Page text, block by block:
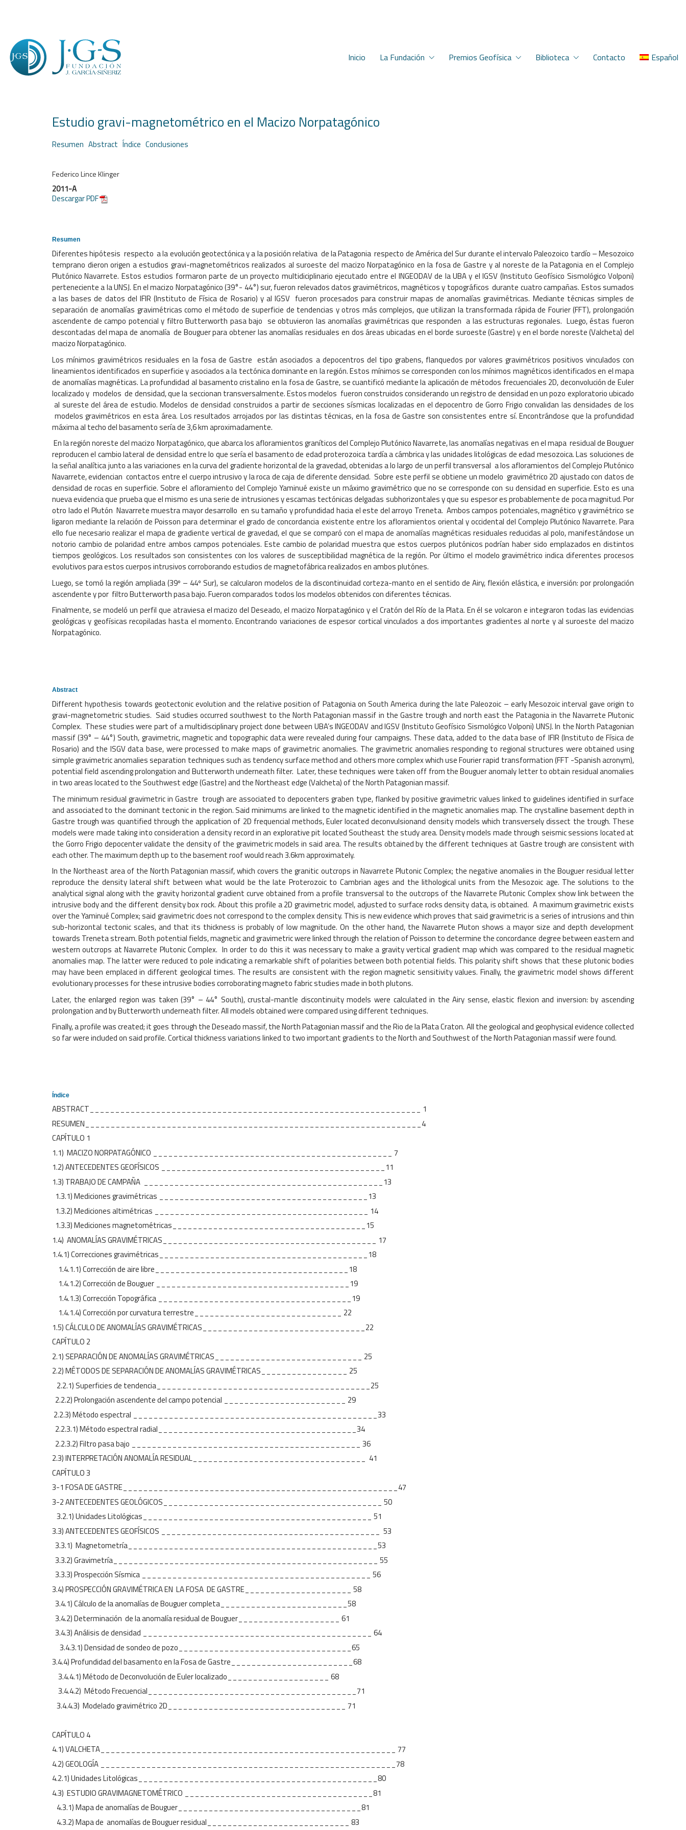
Inicio La Fundación Premios Geofísica Biblioteca Contacto Español
Estudio gravi-magnetométrico en el Macizo Norpatagónico
Resumen Abstract Índice Conclusiones
Federico Lince Klinger
2011-A
Descargar PDF
Resumen
Diferentes hipótesis respecto a la evolución geotectónica y a la posición relativa de la Patagonia respecto de América del Sur durante el intervalo Paleozoico tardío – Mesozoico
temprano dieron origen a estudios gravi-magnetométricos realizados al suroeste del macizo Norpatagónico en la fosa de Gastre y al noreste de la Patagonia en el Complejo
Plutónico Navarrete. Estos estudios formaron parte de un proyecto multidiciplinario ejecutado entre el INGEODAV de la UBA y el IGSV (Instituto Geofísico Sismológico Volponi)
perteneciente a la UNSJ. En el macizo Norpatagónico (39°- 44°) sur, fueron relevados datos gravimétricos, magnéticos y topográficos durante cuatro campañas. Estos sumados
a las bases de datos del IFIR (Instituto de Física de Rosario) y al IGSV fueron procesados para construir mapas de anomalías gravimétricas. Mediante técnicas simples de
separación de anomalías gravimétricas como el método de superficie de tendencias y otros más complejos, que utilizan la transformada rápida de Fourier (FFT), prolongación
ascendente de campo potencial y filtro Butterworth pasa bajo se obtuvieron las anomalías gravimétricas que responden a las estructuras regionales. Luego, éstas fueron
descontadas del mapa de anomalía de Bouguer para obtener las anomalías residuales en dos áreas ubicadas en el borde suroeste (Gastre) y en el borde noreste (Valcheta) del
macizo Norpatagónico.
Los mínimos gravimétricos residuales en la fosa de Gastre están asociados a depocentros del tipo grabens, flanquedos por valores gravimétricos positivos vinculados con
lineamientos identificados en superficie y asociados a la tectónica dominante en la región. Estos mínimos se corresponden con los mínimos magnéticos identificados en el mapa
de anomalías magnéticas. La profundidad al basamento cristalino en la fosa de Gastre, se cuantificó mediante la aplicación de métodos frecuenciales 2D, deconvolución de Euler
localizado y modelos de densidad, que la seccionan transversalmente. Estos modelos fueron construidos considerando un registro de densidad en un pozo exploratorio ubicado
al sureste del área de estudio. Modelos de densidad construidos a partir de secciones sísmicas localizadas en el depocentro de Gorro Frigio convalidan las densidades de los
modelos gravimétricos en esta área. Los resultados arrojados por las distintas técnicas, en la fosa de Gastre son consistentes entre sí. Encontrándose que la profundidad
máxima al techo del basamento sería de 3,6 km aproximadamente.
En la región noreste del macizo Norpatagónico, que abarca los afloramientos graníticos del Complejo Plutónico Navarrete, las anomalías negativas en el mapa residual de Bouguer
reproducen el cambio lateral de densidad entre lo que sería el basamento de edad proterozoica tardía a cámbrica y las unidades litológicas de edad mesozoica. Las soluciones de
la señal analítica junto a las variaciones en la curva del gradiente horizontal de la gravedad, obtenidas a lo largo de un perfil transversal a los afloramientos del Complejo Plutónico
Navarrete, evidencian contactos entre el cuerpo intrusivo y la roca de caja de diferente densidad. Sobre este perfil se obtiene un modelo gravimétrico 2D ajustado con datos de
densidad de rocas en superficie. Sobre el afloramiento del Complejo Yaminué existe un máximo gravimétrico que no se corresponde con su densidad en superficie. Esto es una
nueva evidencia que prueba que el mismo es una serie de intrusiones y escamas tectónicas delgadas subhorizontales y que su espesor es probablemente de poca magnitud. Por
otro lado el Plutón Navarrete muestra mayor desarrollo en su tamaño y profundidad hacia el este del arroyo Treneta. Ambos campos potenciales, magnético y gravimétrico se
ligaron mediante la relación de Poisson para determinar el grado de concordancia existente entre los afloramientos oriental y occidental del Complejo Plutónico Navarrete. Para
ello fue necesario realizar el mapa de gradiente vertical de gravedad, el que se comparó con el mapa de anomalías magnéticas residuales reducidas al polo, manifestándose un
notorio cambio de polaridad entre ambos campos potenciales. Este cambio de polaridad muestra que estos cuerpos plutónicos podrían haber sido emplazados en distintos
tiempos geológicos. Los resultados son consistentes con los valores de susceptibilidad magnética de la región. Por último el modelo gravimétrico indica diferentes procesos
evolutivos para estos cuerpos intrusivos corroborando estudios de magnetofábrica realizados en ambos plutónes.
Luego, se tomó la región ampliada (39º – 44º Sur), se calcularon modelos de la discontinuidad corteza-manto en el sentido de Airy, flexión elástica, e inversión: por prolongación
ascendente y por filtro Butterworth pasa bajo. Fueron comparados todos los modelos obtenidos con diferentes técnicas.
Finalmente, se modeló un perfil que atraviesa el macizo del Deseado, el macizo Norpatagónico y el Cratón del Río de la Plata. En él se volcaron e integraron todas las evidencias
geológicas y geofísicas recopiladas hasta el momento. Encontrando variaciones de espesor cortical vinculados a dos importantes gradientes al norte y al suroeste del macizo
Norpatagónico.
Abstract
Different hypothesis towards geotectonic evolution and the relative position of Patagonia on South America during the late Paleozoic – early Mesozoic interval gave origin to
gravi-magnetometric studies. Said studies occurred southwest to the North Patagonian massif in the Gastre trough and north east the Patagonia in the Navarrete Plutonic
Complex. These studies were part of a multidisciplinary project done between UBA’s INGEODAV and IGSV (Instituto Geofísico Sismológico Volponi) UNSJ. In the North Patagonian
massif (39° – 44°) South, gravimetric, magnetic and topographic data were revealed during four campaigns. These data, added to the data base of IFIR (Instituto de Física de
Rosario) and the ISGV data base, were processed to make maps of gravimetric anomalies. The gravimetric anomalies responding to regional structures were obtained using
simple gravimetric anomalies separation techniques such as tendency surface method and others more complex which use Fourier rapid transformation (FFT -Spanish acronym),
potential field ascending prolongation and Butterworth underneath filter. Later, these techniques were taken off from the Bouguer anomaly letter to obtain residual anomalies
in two areas located to the Southwest edge (Gastre) and the Northeast edge (Valcheta) of the North Patagonian massif.
The minimum residual gravimetric in Gastre trough are associated to depocenters graben type, flanked by positive gravimetric values linked to guidelines identified in surface
and associated to the dominant tectonic in the region. Said minimums are linked to the magnetic identified in the magnetic anomalies map. The crystalline basement depth in
Gastre trough was quantified through the application of 2D frequencial methods, Euler located deconvulsionand density models which transversely dissect the trough. These
models were made taking into consideration a density record in an explorative pit located Southeast the study area. Density models made through seismic sessions located at
the Gorro Frigio depocenter validate the density of the gravimetric models in said area. The results obtained by the different techniques at Gastre trough are consistent with
each other. The maximum depth up to the basement roof would reach 3.6km approximately.
In the Northeast area of the North Patagonian massif, which covers the granitic outcrops in Navarrete Plutonic Complex; the negative anomalies in the Bouguer residual letter
reproduce the density lateral shift between what would be the late Proterozoic to Cambrian ages and the lithological units from the Mesozoic age. The solutions to the
analytical signal along with the gravity horizontal gradient curve obtained from a profile transversal to the outcrops of the Navarrete Plutonic Complex show link between the
intrusive body and the different density box rock. About this profile a 2D gravimetric model, adjusted to surface rocks density data, is obtained. A maximum gravimetric exists
over the Yaminué Complex; said gravimetric does not correspond to the complex density. This is new evidence which proves that said gravimetric is a series of intrusions and thin
sub-horizontal tectonic scales, and that its thickness is probably of low magnitude. On the other hand, the Navarrete Pluton shows a mayor size and depth development
towards Treneta stream. Both potential fields, magnetic and gravimetric were linked through the relation of Poisson to determine the concordance degree between eastern and
western outcrops at Navarrete Plutonic Complex. In order to do this it was necessary to make a gravity vertical gradient map which was compared to the residual magnetic
anomalies map. The latter were reduced to pole indicating a remarkable shift of polarities between both potential fields. This polarity shift shows that these plutonic bodies
may have been emplaced in different geological times. The results are consistent with the region magnetic sensitivity values. Finally, the gravimetric model shows different
evolutionary processes for these intrusive bodies corroborating magneto fabric studies made in both plutons.
Later, the enlarged region was taken (39° – 44° South), crustal-mantle discontinuity models were calculated in the Airy sense, elastic flexion and inversion: by ascending
prolongation and by Butterworth underneath filter. All models obtained were compared using different techniques.
Finally, a profile was created; it goes through the Deseado massif, the North Patagonian massif and the Rio de la Plata Craton. All the geological and geophysical evidence collected
so far were included on said profile. Cortical thickness variations linked to two important gradients to the North and Southwest of the North Patagonian massif were found.
Índice
ABSTRACT_________________________________________________________________ 1
RESUMEN__________________________________________________________________4
CAPÍTULO 1
1.1) MACIZO NORPATAGÓNICO _______________________________________________ 7
1.2) ANTECEDENTES GEOFÍSICOS ____________________________________________11
1.3) TRABAJO DE CAMPAÑA _______________________________________________13
1.3.1) Mediciones gravimétricas _________________________________________13
1.3.2) Mediciones altimétricas __________________________________________ 14
1.3.3) Mediciones magnetométricas______________________________________15
1.4) ANOMALÍAS GRAVIMÉTRICAS__________________________________________ 17
1.4.1) Correcciones gravimétricas_________________________________________18
1.4.1.1) Corrección de aire libre______________________________________18
1.4.1.2) Corrección de Bouguer ______________________________________19
1.4.1.3) Corrección Topográfica ______________________________________19
1.4.1.4) Corrección por curvatura terrestre_____________________________ 22
1.5) CÁLCULO DE ANOMALÍAS GRAVIMÉTRICAS________________________________22
CAPÍTULO 2
2.1) SEPARACIÓN DE ANOMALÍAS GRAVIMÉTRICAS_____________________________ 25
2.2) MÉTODOS DE SEPARACIÓN DE ANOMALÍAS GRAVIMÉTRICAS_________________ 25
2.2.1) Superficies de tendencia__________________________________________25
2.2.2) Prolongación ascendente del campo potencial ________________________ 29
2.2.3) Método espectral ________________________________________________33
2.2.3.1) Método espectral radial_______________________________________34
2.2.3.2) Filtro pasa bajo _____________________________________________ 36
2.3) INTERPRETACIÓN ANOMALÍA RESIDUAL__________________________________ 41
CAPÍTULO 3
3-1 FOSA DE GASTRE______________________________________________________47
3-2 ANTECEDENTES GEOLÓGICOS___________________________________________ 50
3.2.1) Unidades Litológicas_____________________________________________ 51
3.3) ANTECEDENTES GEOFÍSICOS ___________________________________________ 53
3.3.1) Magnetometría_________________________________________________53
3.3.2) Gravimetría____________________________________________________ 55
3.3.3) Prospección Sísmica _____________________________________________ 56
3.4) PROSPECCIÓN GRAVIMÉTRICA EN LA FOSA DE GASTRE_____________________ 58
3.4.1) Cálculo de la anomalías de Bouguer completa_________________________58
3.4.2) Determinación de la anomalía residual de Bouguer____________________ 61
3.4.3) Análisis de densidad _____________________________________________ 64
3.4.3.1) Densidad de sondeo de pozo__________________________________65
3.4.4) Profundidad del basamento en la Fosa de Gastre________________________68
3.4.4.1) Método de Deconvolución de Euler localizado____________________ 68
3.4.4.2) Método Frecuencial_________________________________________71
3.4.4.3) Modelado gravimétrico 2D___________________________________ 71
CAPÍTULO 4
4.1) VALCHETA__________________________________________________________ 77
4.2) GEOLOGÍA __________________________________________________________78
4.2.1) Unidades Litológicas_______________________________________________80
4.3) ESTUDIO GRAVIMAGNETOMÉTRICO _____________________________________81
4.3.1) Mapa de anomalías de Bouguer____________________________________81
4.3.2) Mapa de anomalías de Bouguer residual____________________________ 83